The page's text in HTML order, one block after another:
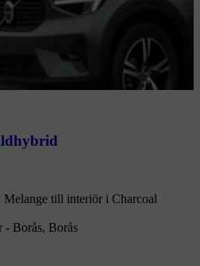
till interiör i Charcoal
- Borås, Borås